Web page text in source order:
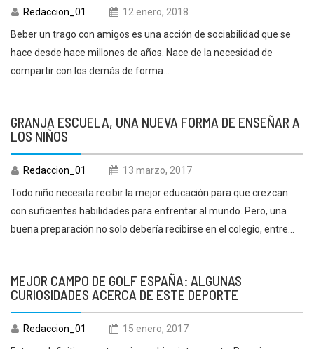
Redaccion_01
12 enero, 2018
Beber un trago con amigos es una acción de sociabilidad que se
hace desde hace millones de años. Nace de la necesidad de
compartir con los demás de forma...
GRANJA ESCUELA, UNA NUEVA FORMA DE ENSEÑAR A
LOS NIÑOS
Redaccion_01
13 marzo, 2017
Todo niño necesita recibir la mejor educación para que crezcan
con suficientes habilidades para enfrentar al mundo. Pero, una
buena preparación no solo debería recibirse en el colegio, entre...
MEJOR CAMPO DE GOLF ESPAÑA: ALGUNAS
CURIOSIDADES ACERCA DE ESTE DEPORTE
Redaccion_01
15 enero, 2017